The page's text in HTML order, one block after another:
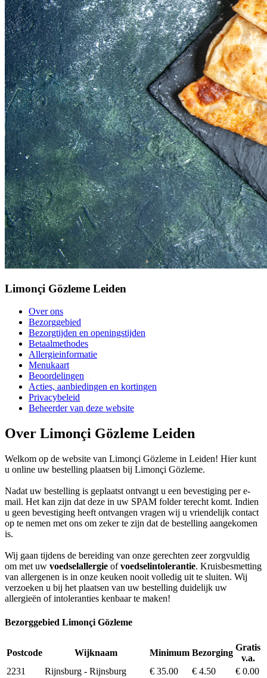
Limonçi Gözleme Leiden
Over ons
Bezorggebied
Bezorgtijden en openingstijden
Betaalmethodes
Allergieinformatie
Menukaart
Beoordelingen
Acties, aanbiedingen en kortingen
Privacybeleid
Beheerder van deze website
Over Limonçi Gözleme Leiden
Welkom op de website van Limonçi Gözleme in Leiden! Hier kunt
u online uw bestelling plaatsen bij Limonçi Gözleme.
Nadat uw bestelling is geplaatst ontvangt u een bevestiging per e-
mail. Het kan zijn dat deze in uw SPAM folder terecht komt. Indien
u geen bevestiging heeft ontvangen vragen wij u vriendelijk contact
op te nemen met ons om zeker te zijn dat de bestelling aangekomen
is.
Wij gaan tijdens de bereiding van onze gerechten zeer zorgvuldig
om met uw voedselallergie ofvoedselintolerantie. Kruisbesmetting
van allergenen is in onze keuken nooit volledig uit te sluiten. Wij
verzoeken u bij het plaatsen van uw bestelling duidelijk uw
allergieën of intoleranties kenbaar te maken!
Bezorggebied Limonçi Gözleme
Postcode Wijknaam Minimum Bezorging
Gratis
v.a.
2231
Rijnsburg - Rijnsburg € 35.00 € 4.50 € 0.00